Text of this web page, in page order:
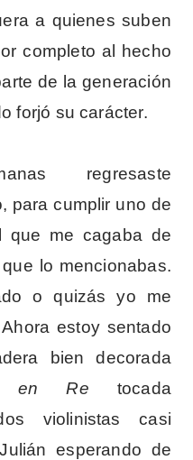
a quienes suben
completo al hecho
de la generación
forjó su carácter.
regresaste
para cumplir uno de
que me cagaba de
lo mencionabas.
o quizás yo me
estoy sentado
bien decorada
en Re tocada
violinistas casi
esperando de